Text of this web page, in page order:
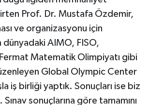
Prof. Dr. Mustafa Özdemir,
ve organizasyonu için
dünyadaki AIMO, FISO,
Matematik Olimpiyatı gibi
Global Olympic Center
iş birliği yaptık. Sonuçları ise biz
sonuçlarına göre tamamını